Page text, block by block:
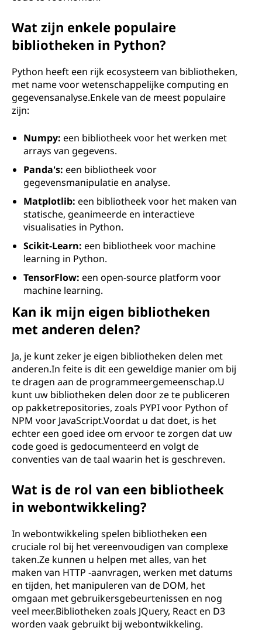
Wat zijn enkele populaire
bibliotheken in Python?
Python heeft een rijk ecosysteem van bibliotheken,
met name voor wetenschappelijke computing en
gegevensanalyse.Enkele van de meest populaire
zijn:
Numpy: een bibliotheek voor het werken met
arrays van gegevens.
Panda's: een bibliotheek voor
gegevensmanipulatie en analyse.
Matplotlib: een bibliotheek voor het maken van
statische, geanimeerde en interactieve
visualisaties in Python.
Scikit-Learn: een bibliotheek voor machine
learning in Python.
TensorFlow: een open-source platform voor
machine learning.
Kan ik mijn eigen bibliotheken
met anderen delen?
Ja, je kunt zeker je eigen bibliotheken delen met
anderen.In feite is dit een geweldige manier om bij
te dragen aan de programmeergemeenschap.U
kunt uw bibliotheken delen door ze te publiceren
op pakketrepositories, zoals PYPI voor Python of
NPM voor JavaScript.Voordat u dat doet, is het
echter een goed idee om ervoor te zorgen dat uw
code goed is gedocumenteerd en volgt de
conventies van de taal waarin het is geschreven.
Wat is de rol van een bibliotheek
in webontwikkeling?
In webontwikkeling spelen bibliotheken een
cruciale rol bij het vereenvoudigen van complexe
taken.Ze kunnen u helpen met alles, van het
maken van HTTP -aanvragen, werken met datums
en tijden, het manipuleren van de DOM, het
omgaan met gebruikersgebeurtenissen en nog
veel meer.Bibliotheken zoals JQuery, React en D3
worden vaak gebruikt bij webontwikkeling.